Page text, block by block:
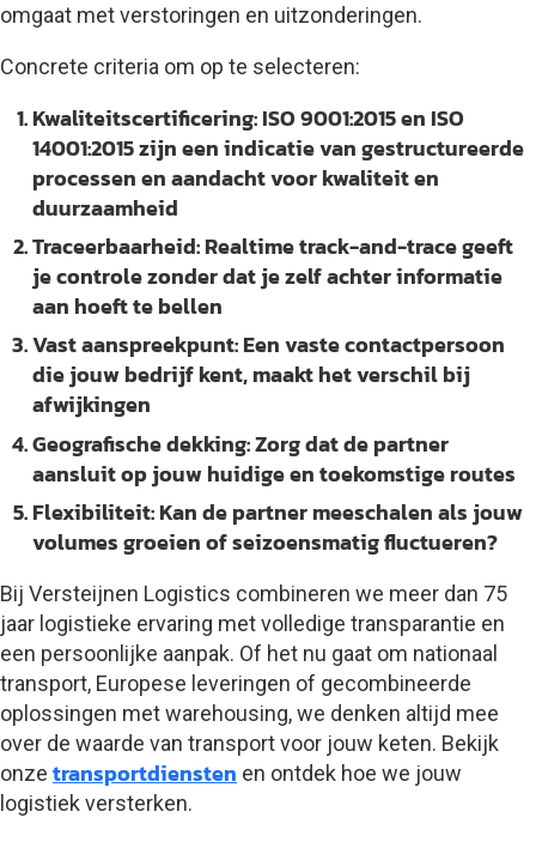
omgaat met verstoringen en uitzonderingen.
Concrete criteria om op te selecteren:
Kwaliteitscertificering:ISO 9001:2015 en ISO
14001:2015 zijn een indicatie van gestructureerde
processen en aandacht voor kwaliteit en
duurzaamheid
Traceerbaarheid:Realtime track-and-trace geeft
je controle zonder dat je zelf achter informatie
aan hoeft te bellen
Vast aanspreekpunt:Een vaste contactpersoon
die jouw bedrijf kent, maakt het verschil bij
afwijkingen
Geografische dekking:Zorg dat de partner
aansluit op jouw huidige en toekomstige routes
Flexibiliteit:Kan de partner meeschalen als jouw
volumes groeien of seizoensmatig fluctueren?
Bij Versteijnen Logistics combineren we meer dan 75
jaar logistieke ervaring met volledige transparantie en
een persoonlijke aanpak. Of het nu gaat om nationaal
transport, Europese leveringen of gecombineerde
oplossingen met warehousing, we denken altijd mee
over de waarde van transport voor jouw keten. Bekijk
onze transportdiensten en ontdek hoe we jouw
logistiek versterken.